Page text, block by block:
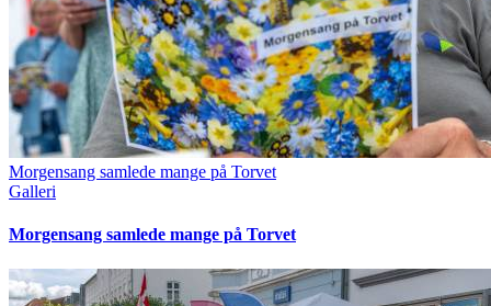
Morgensang samlede mange på Torvet
Galleri
Morgensang samlede mange på Torvet